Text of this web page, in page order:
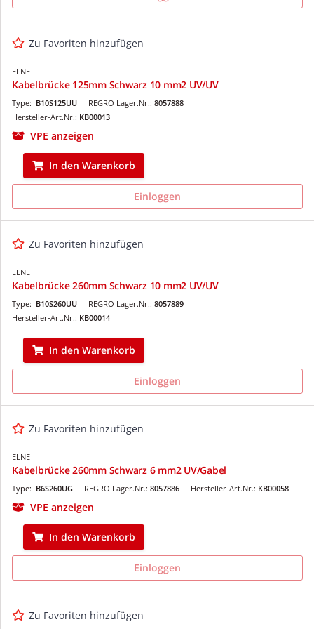
Zu Favoriten hinzufügen
ELNE
Kabelbrücke 125mm Schwarz 10 mm2 UV/UV
REGRO Lager.Nr.: 8057888
Type: B10S125UU
Hersteller-Art.Nr.: KB00013
VPE anzeigen
In den Warenkorb
Einloggen
Zu Favoriten hinzufügen
ELNE
Kabelbrücke 260mm Schwarz 10 mm2 UV/UV
REGRO Lager.Nr.: 8057889
Type: B10S260UU
Hersteller-Art.Nr.: KB00014
In den Warenkorb
Einloggen
Zu Favoriten hinzufügen
ELNE
Kabelbrücke 260mm Schwarz 6 mm2 UV/Gabel
REGRO Lager.Nr.: 8057886
Type: B6S260UG Hersteller-Art.Nr.: KB00058
VPE anzeigen
In den Warenkorb
Einloggen
Zu Favoriten hinzufügen